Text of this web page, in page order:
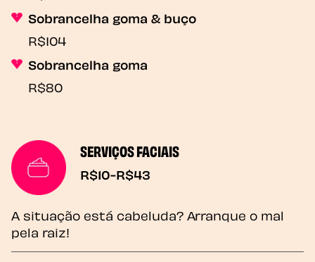
Sobrancelha goma & buço
R$104
Sobrancelha goma
R$80
SERVIÇOS FACIAIS
R$10-R$43
A situação está cabeluda? Arranque o mal
pela raiz!